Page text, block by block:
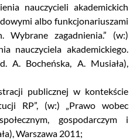
nauczycieli akademickich
albo funkcjonariuszami
Wybrane zagadnienia.” (w:)
nauczyciela akademickiego.
A. Bocheńska, A. Musiała),
publicznej w kontekście
RP”, (w:) „Prawo wobec
gospodarczym i
Warszawa 2011;